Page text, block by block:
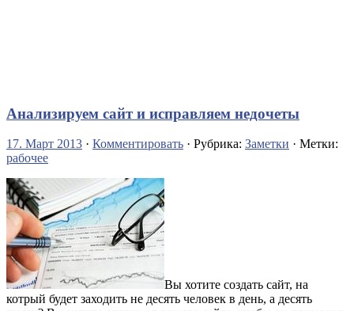
Анализируем сайт и исправляем недочеты
17. Март 2013 · Комментировать · Рубрика: Заметки · Метки:
рабочее
Вы хотите создать сайт, на
котрый будет заходить не десять человек в день, а десять